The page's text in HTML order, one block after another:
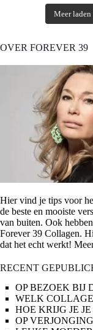
Meer laden
OVER FOREVER 39
Hier vind je tips voor
de beste en mooiste
van buiten. Ook
Forever 39 Collagen.
dat het echt werkt!
RECENT
OP BEZOEK BIJ
WELK
HOE KRIJG JE
OP